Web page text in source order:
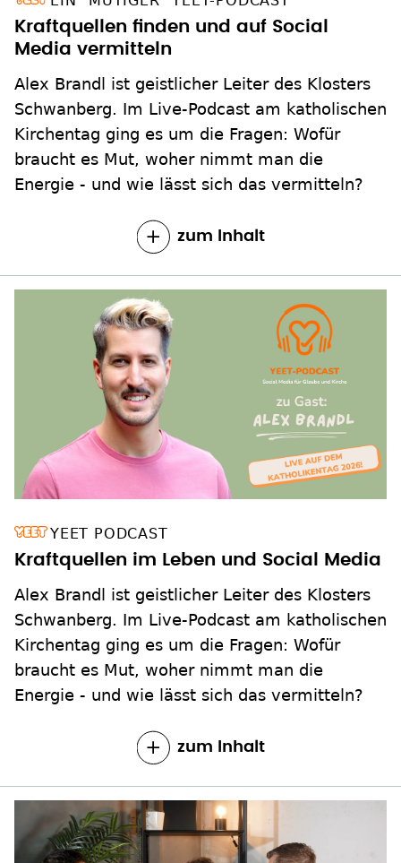
Kraftquellen finden und auf Social
Media vermitteln
Alex Brandl ist geistlicher Leiter des Klosters
Schwanberg. Im Live-Podcast am katholischen
Kirchentag ging es um die Fragen: Wofür
braucht es Mut, woher nimmt man die
Energie - und wie lässt sich das vermitteln?
zum Inhalt
YEET PODCAST
Kraftquellen im Leben und Social Media
Alex Brandl ist geistlicher Leiter des Klosters
Schwanberg. Im Live-Podcast am katholischen
Kirchentag ging es um die Fragen: Wofür
braucht es Mut, woher nimmt man die
Energie - und wie lässt sich das vermitteln?
zum Inhalt